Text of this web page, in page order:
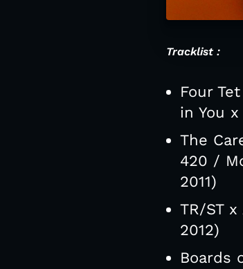
Tracklist :
Four
in You
The
420 /
2011)
TR/ST
2012)
Boards